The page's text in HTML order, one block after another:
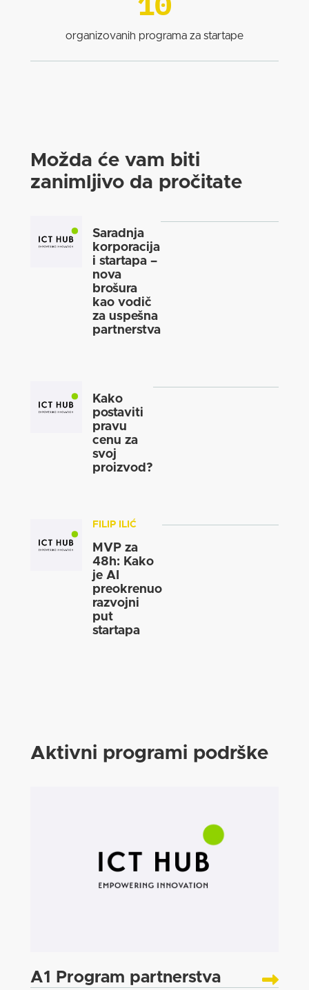
organizovanih programa za startape
Možda će vam biti
zanimljivo da pročitate
Saradnja
korporacija
i startapa –
nova
brošura
kao vodič
za uspešna
partnerstva
Kako
postaviti
pravu
cenu za
svoj
proizvod?
FILIP ILIĆ
MVP za
48h: Kako
je AI
preokrenuo
razvojni
put
startapa
Aktivni programi podrške
A1 Program partnerstva